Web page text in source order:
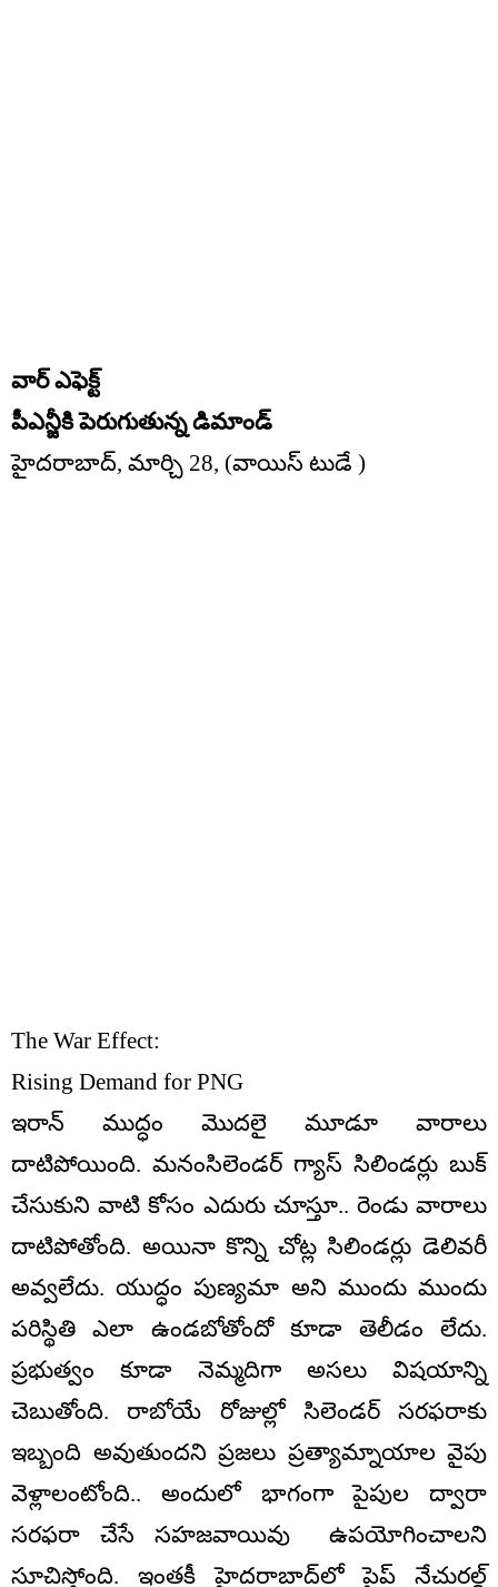
వార్ ఎఫెక్ట్
పీఎన్జీకి పెరుగుతున్న డిమాండ్
హైదరాబాద్, మార్చి 28, (వాయిస్ టుడే )
The War Effect:
Rising Demand for PNG
ఇరాన్‌ ముద్ధం మొదలై మూడూ వారాలు
దాటిపోయింది. మనంసిలెండర్ గ్యాస్ సిలిండర్లు బుక్
చేసుకుని వాటి కోసం ఎదురు చూస్తూ.. రెండు వారాలు
దాటిపోతోంది. అయినా కొన్ని చోట్ల సిలిండర్లు డెలివరీ
అవ్వలేదు. యుద్ధం పుణ్యమా అని ముందు ముందు
పరిస్థితి ఎలా ఉండబోతోందో కూడా తెలీడం లేదు.
ప్రభుత్వం కూడా నెమ్మదిగా అసలు విషయాన్ని
చెబుతోంది. రాబోయే రోజుల్లో సిలెండర్ సరఫరాకు
ఇబ్బంది అవుతుందని ప్రజలు ప్రత్యామ్నాయాల వైపు
వెళ్లాలంటోంది.. అందులో భాగంగా పైపుల ద్వారా
సరఫరా చేసే సహజవాయివు ఉపయోగించాలని
సూచిస్తోంది. ఇంతకీ హైదరాబాద్‌లో పైప్ నేచురల్డ్